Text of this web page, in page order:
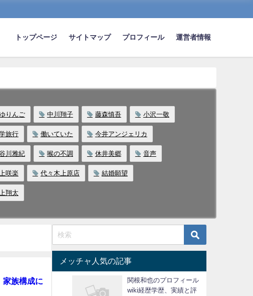
トップページ サイトマップ プロフィール 運営者情報
りんご 中川翔子 藤森慎吾 小沢一敬
旅行 働いていた 今井アンジェリカ
川雅紀 喉の不調 休井美郷 音声
咲楽 代々木上原店 結婚願望
翔太
家族構成に
メッチャ人気の記事
関根和也のプロフィール
wiki経歴学歴、実績と評